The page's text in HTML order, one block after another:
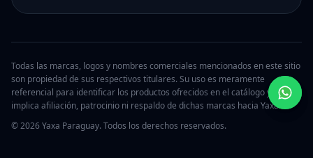
Todas las marcas, logos y nombres comerciales mencionados en este sitio
son propiedad de sus respectivos titulares. Su uso es meramente
referencial para identificar los productos ofrecidos en el catálogo y no
implica afiliación, patrocinio ni respaldo de dichas marcas hacia Yaxa.
© 2026 Yaxa Paraguay. Todos los derechos reservados.